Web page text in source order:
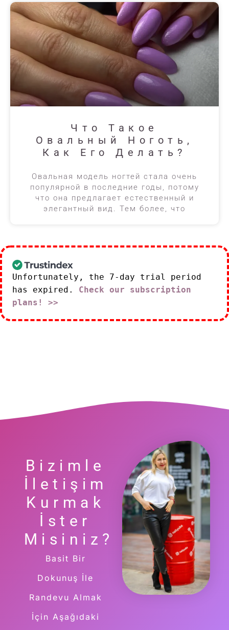
Что Такое
Овальный Ноготь,
Как Его Делать?
Овальная модель ногтей стала очень
популярной в последние годы, потому
что она предлагает естественный и
элегантный вид. Тем более, что
Unfortunately, the 7-day trial period
has expired. Check our subscription
plans! >>
Bizimle
İletişim
Kurmak
İster
Misiniz?
Basit Bir
Dokunuş İle
Randevu Almak
İçin Aşağıdaki